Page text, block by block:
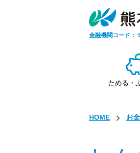
金融機関コード：
ためる・
HOME お